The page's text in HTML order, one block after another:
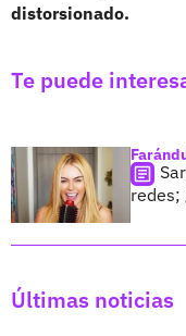
distorsionado.
Te puede
redes;
Últimas noticias